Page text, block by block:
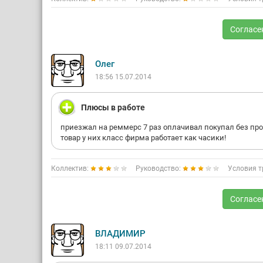
Олег
18:56 15.07.2014
Плюсы в работе
приезжал на реммерс 7 раз оплачивал покупал без
товар у них класс фирма работает как часики!
Коллектив: Руководство: Условия
ВЛАДИМИР
18:11 09.07.2014